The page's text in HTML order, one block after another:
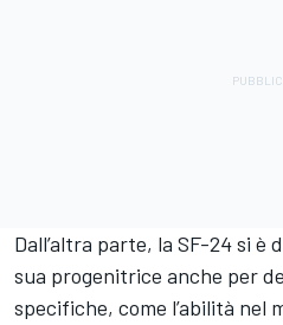
Dall’altra parte, la SF-24 si
sua progenitrice anche per
specifiche, come l’abilità nel